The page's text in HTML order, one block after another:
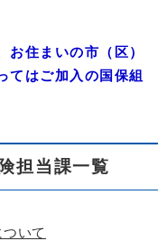
住まいの市（区）
てはご加入の国保組
担当課一覧
いて